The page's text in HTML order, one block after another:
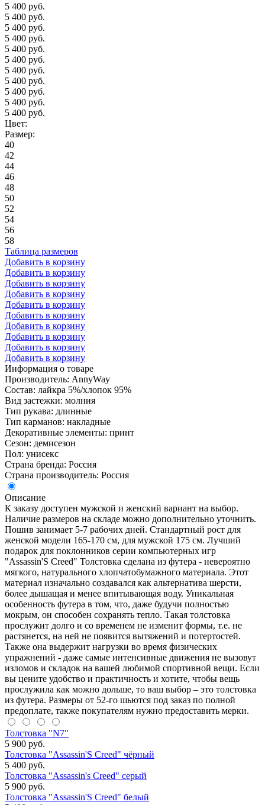
5 400 руб.
5 400 руб.
5 400 руб.
5 400 руб.
5 400 руб.
5 400 руб.
5 400 руб.
5 400 руб.
5 400 руб.
5 400 руб.
5 400 руб.
Цвет:
Размер:
40
42
44
46
48
50
52
54
56
58
Таблица размеров
Добавить в корзину
Добавить в корзину
Добавить в корзину
Добавить в корзину
Добавить в корзину
Добавить в корзину
Добавить в корзину
Добавить в корзину
Добавить в корзину
Добавить в корзину
Информация о товаре
Производитель: AnnyWay
Состав: лайкра 5%/хлопок 95%
Вид застежки: молния
Тип рукава: длинные
Тип карманов: накладные
Декоративные элементы: принт
Сезон: демисезон
Пол: унисекс
Страна бренда: Россия
Страна производитель: Россия
Описание
К заказу доступен мужской и женский вариант на выбор.
Наличие размеров на складе можно дополнительно уточнить.
Пошив занимает 5-7 рабочих дней. Стандартный рост для
женской модели 165-170 см, для мужской 175 см. Лучший
подарок для поклонников серии компьютерных игр
"Assassin'S Creed" Толстовка сделана из футера - невероятно
мягкого, натурального хлопчатобумажного материала. Этот
материал изначально создавался как альтернатива шерсти,
более дышащая и менее впитывающая воду. Уникальная
особенность футера в том, что, даже будучи полностью
мокрым, он способен сохранять тепло. Такая толстовка
прослужит долго и со временем не изменит формы, т.е. не
растянется, на ней не появится вытяжений и потертостей.
Также она выдержит нагрузки во время физических
упражнений - даже самые интенсивные движения не вызовут
изломов и складок на вашей любимой спортивной вещи. Если
вы цените удобство и практичность и хотите, чтобы вещь
прослужила как можно дольше, то ваш выбор – это толстовка
из футера. Размеры от 52-го шьются под заказ по полной
предоплате, также покупателям нужно предоставить мерки.
Толстовка "N7"
5 900 руб.
Толстовка "Assassin'S Creed" чёрный
5 400 руб.
Толстовка "Assassin's Creed" серый
5 900 руб.
Толстовка "Assassin'S Creed" белый